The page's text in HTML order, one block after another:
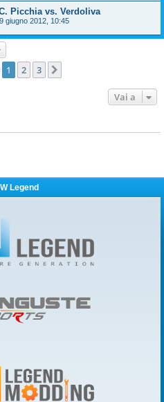
Picchia vs. Verdoliva
giugno 2012, 10:45
1 2 3
Vai a
Legend